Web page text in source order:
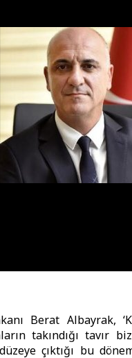
Berat Albayrak,
takındığı tavır
çıktığı bu